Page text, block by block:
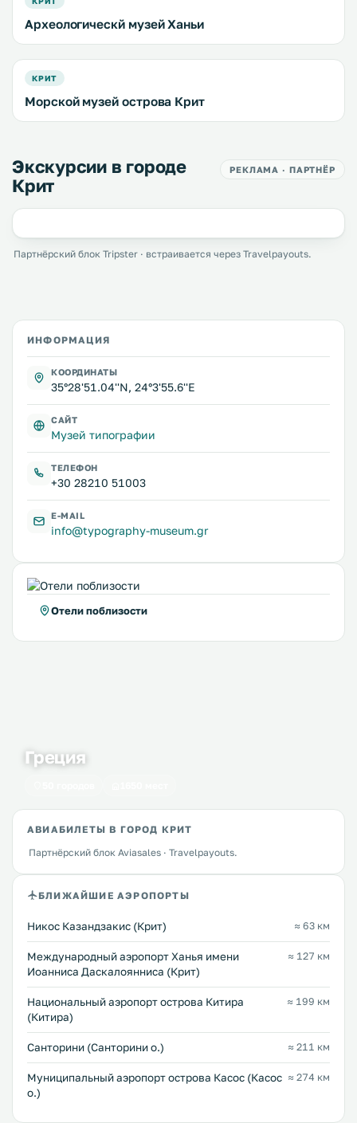
Археологическй музей Ханьи
КРИТ
Морской музей острова Крит
Экскурсии в городе
Крит
РЕКЛАМА · ПАРТНЁР
Партнёрский блок Tripster · встраивается через Travelpayouts.
ИНФОРМАЦИЯ
КООРДИНАТЫ
35°28'51.04''N, 24°3'55.6''E
САЙТ
Музей типографии
ТЕЛЕФОН
+30 28210 51003
E-MAIL
info@typography-museum.gr
Отели поблизости
Греция
АВИАБИЛЕТЫ В ГОРОД КРИТ
Партнёрский блок Aviasales · Travelpayouts.
БЛИЖАЙШИЕ АЭРОПОРТЫ
Никос Казандзакис (Крит) ≈ 63 км
Международный аэропорт Ханья имени
Иоанниса Даскалоянниса (Крит)
≈ 127 км
Национальный аэропорт острова Китира
(Китира)
≈ 199 км
Санторини (Санторини о.) ≈ 211 км
Муниципальный аэропорт острова Касос (Касос
о.)
≈ 274 км